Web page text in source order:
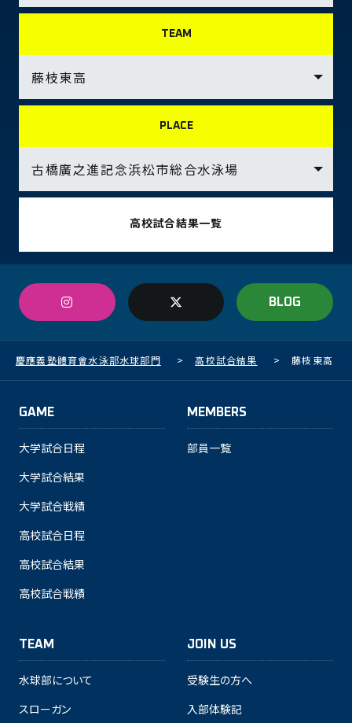
TEAM
PLACE
高校試合結果一覧
BLOG
慶應義塾體育會水泳部水球部門 > 高校試合結果 > 藤枝東高
GAME
大学試合日程
大学試合結果
大学試合戦績
高校試合日程
高校試合結果
高校試合戦績
MEMBERS
部員一覧
TEAM
水球部について
スローガン
JOIN US
受験生の方へ
入部体験記